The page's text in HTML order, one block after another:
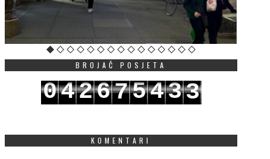
BROJAČ POSJETA
042675433
KOMENTARI